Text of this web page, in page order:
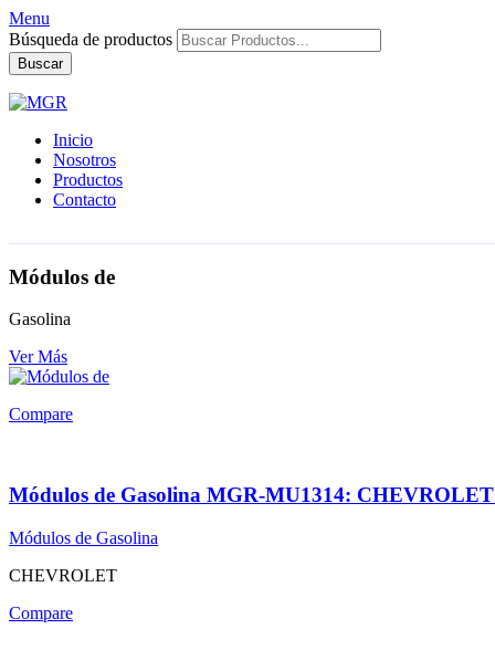
Menu
Búsqueda de productos
Buscar
Inicio
Nosotros
Productos
Contacto
Módulos de
Gasolina
Ver Más
Compare
Módulos de Gasolina MGR-MU1314:
Módulos de Gasolina
CHEVROLET
Compare